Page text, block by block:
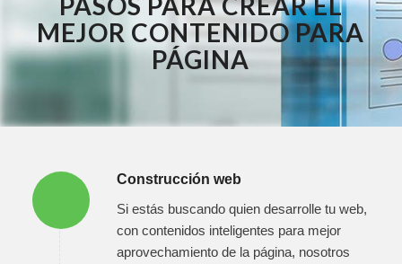
MEJOR CONTENIDO PARA
PÁGINA
Construcción web
Si estás buscando quien desarrolle tu web,
con contenidos inteligentes para mejor
aprovechamiento de la página, nosotros